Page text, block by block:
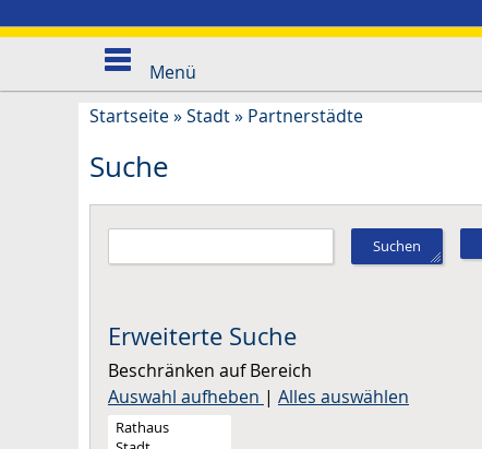
Menü
Startseite»Stadt» Partnerstädte
Suche
Suchen
Erweiterte Suche
Beschränken auf Bereich
Auswahl aufheben | Alles auswählen